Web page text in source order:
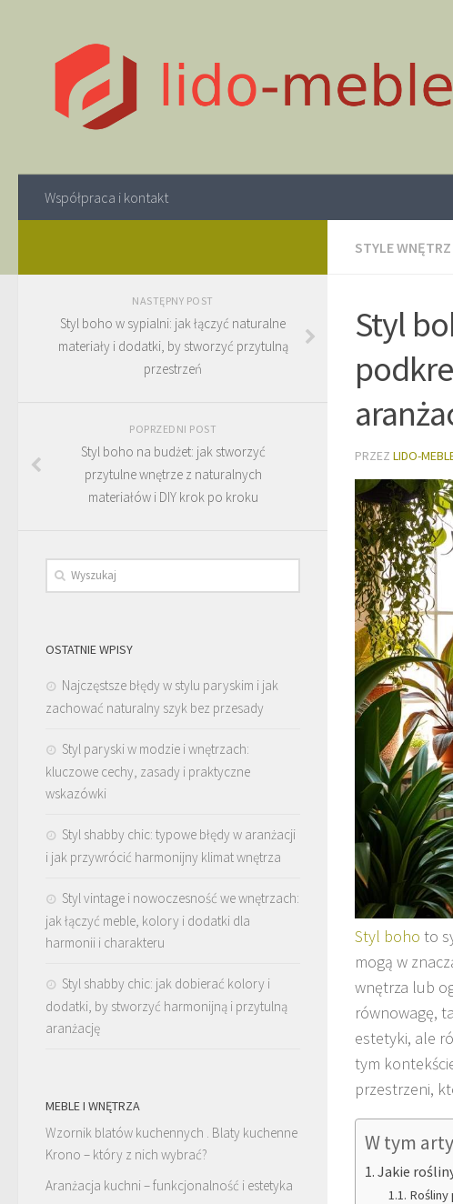
Współpraca i kontakt
STYLE
Styl
PRZEZ LIDO-
Styl boho to
mogą w
wnętrza lub
równowagę,
estetyki, ale
tym
przestrzeni,
W tym
Jakie
NASTĘPNY POST
Styl boho w sypialni: jak łączyć naturalne
materiały i dodatki, by stworzyć przytulną
przestrzeń
POPRZEDNI POST
Styl boho na budżet: jak stworzyć
przytulne wnętrze z naturalnych
materiałów i DIY krok po kroku
OSTATNIE WPISY
Najczęstsze błędy w stylu paryskim i jak
zachować naturalny szyk bez przesady
Styl paryski w modzie i wnętrzach:
kluczowe cechy, zasady i praktyczne
wskazówki
Styl shabby chic: typowe błędy w aranżacji
i jak przywrócić harmonijny klimat wnętrza
Styl vintage i nowoczesność we wnętrzach:
jak łączyć meble, kolory i dodatki dla
harmonii i charakteru
Styl shabby chic: jak dobierać kolory i
dodatki, by stworzyć harmonijną i przytulną
aranżację
MEBLE I WNĘTRZA
Wzornik blatów kuchennych . Blaty kuchenne
Krono – który z nich wybrać?
Aranżacja kuchni – funkcjonalność i estetyka